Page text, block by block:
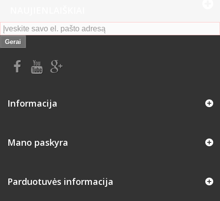
Gerai
Informacija
Mano paskyra
Parduotuvės informacija